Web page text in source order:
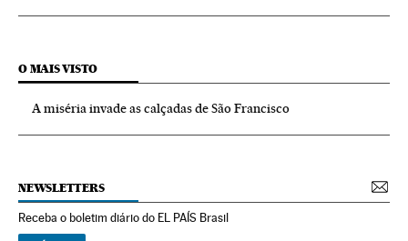
O MAIS VISTO
A miséria invade as calçadas de São Francisco
NEWSLETTERS
Receba o boletim diário do EL PAÍS Brasil